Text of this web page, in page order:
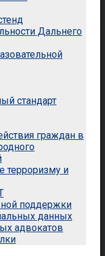
Дальнего
стандарт
граждан в
терроризму и
поддержки
данных
адвокатов